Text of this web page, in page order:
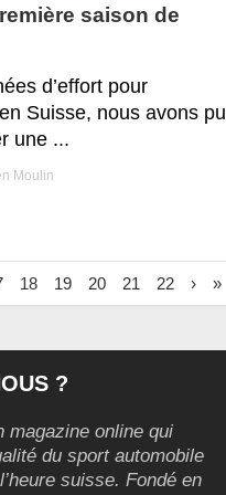
saison de
d’effort pour
Suisse, nous avons pu
une ...
Moulin
18 19 20 21 22 › »
?
magazine online qui
du sport automobile
suisse. Fondé en